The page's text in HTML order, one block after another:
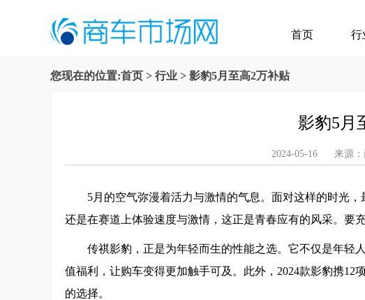
首页 行
您现在的位置:首页 > 行业 > 影豹5月至高2万补贴
影豹5月
2024-05-16 来源
5月的空气弥漫着活力与激情的气息。面对这样的时光
还是在赛道上体验速度与激情，这正是青春应有的风采。要
传祺影豹，正是为年轻而生的性能之选。它不仅是年轻
值福利，让购车变得更加触手可及。此外，2024款影豹携
的选择。